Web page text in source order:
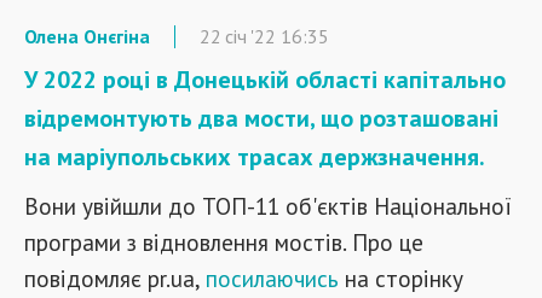
Олена Онєгіна 22 січ '22 16:35
У 2022 році в Донецькій області капітально
відремонтують два мости, що розташовані
на маріупольських трасах держзначення.
Вони увійшли до ТОП-11 об'єктів Національної
програми з відновлення мостів. Про це
повідомляє pr.ua, посилаючись на сторінку